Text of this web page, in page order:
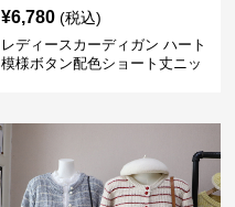
¥6,780 (税込)
レディースカーディガン ハート
模様ボタン配色ショート丈ニッ